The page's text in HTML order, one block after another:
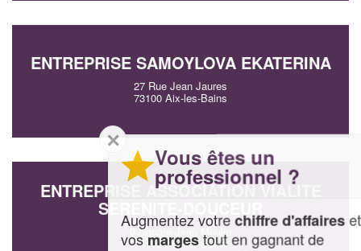
ENTREPRISE SAMOYLOVA EKATERINA
27 Rue Jean Jaures
73100 Aix-les-Bains
ENTREPRISE ASSOCIATION VIALITE
SERENITE-DOUCEUR
9 Square Jean Moulin
73100 Aix-les-Bains
✕
Vous êtes un
professionnel ?
Augmentez votrechiffre d'affaireset
vosmargestout en gagnant de